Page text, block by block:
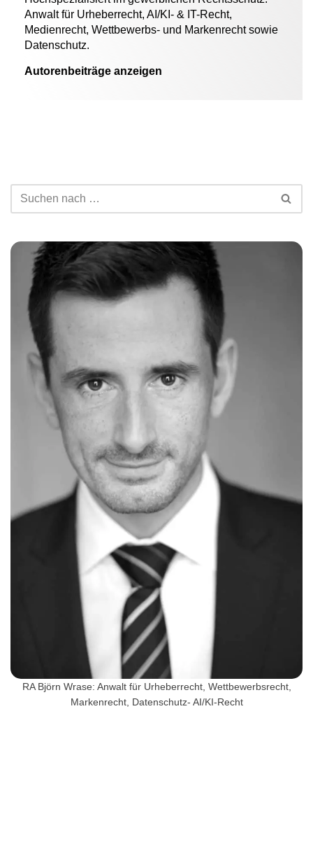
Anwalt für Urheberrecht, AI/KI- & IT-Recht,
Medienrecht, Wettbewerbs- und Markenrecht sowie
Datenschutz.
Autorenbeiträge anzeigen
RA Björn Wrase: Anwalt für Urheberrecht, Wettbewerbsrecht,
Markenrecht, Datenschutz- AI/KI-Recht